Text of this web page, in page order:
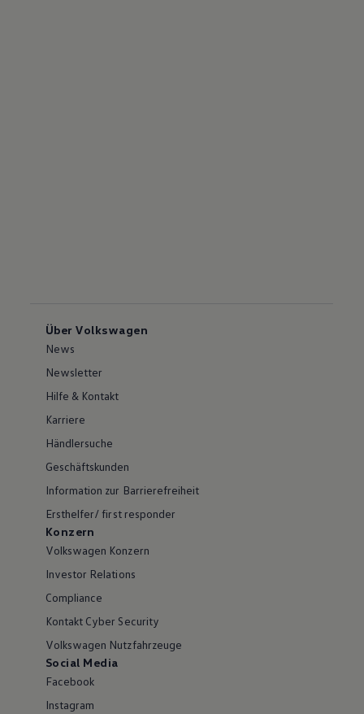
Über Volkswagen
News
Newsletter
Hilfe & Kontakt
Karriere
Händlersuche
Geschäftskunden
Information zur Barrierefreiheit
Ersthelfer/ first responder
Konzern
Volkswagen Konzern
Investor Relations
Compliance
Kontakt Cyber Security
Volkswagen Nutzfahrzeuge
Social Media
Facebook
Instagram